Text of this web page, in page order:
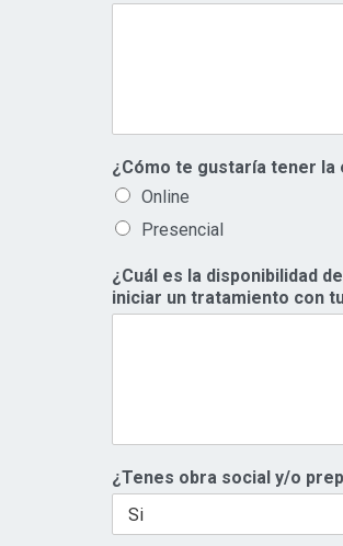
¿Cómo te gustaría tener la
Online
Presencial
¿Cuál es la disponibilidad
iniciar un tratamiento con
¿Tenes obra social y/o